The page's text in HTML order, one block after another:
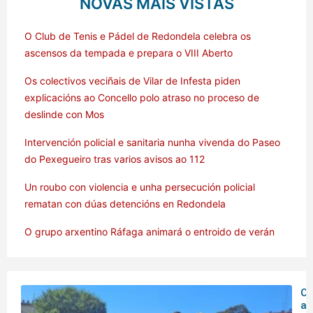
O Club de Tenis e Pádel de Redondela celebra os
ascensos da tempada e prepara o VIII Aberto
Os colectivos veciñais de Vilar de Infesta piden
explicacións ao Concello polo atraso no proceso de
deslinde con Mos
Intervención policial e sanitaria nunha vivenda do Paseo
do Pexegueiro tras varios avisos ao 112
Un roubo con violencia e unha persecución policial
rematan con dúas detencións en Redondela
O grupo arxentino Ráfaga animará o entroido de verán
O